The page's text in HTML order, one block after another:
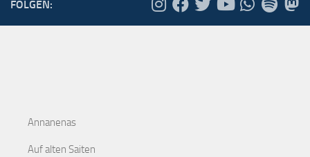
FOLGEN:
Annanenas
Auf alten Saiten